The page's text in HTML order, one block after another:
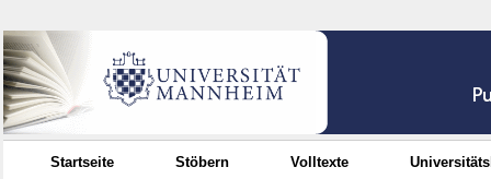
Startseite Stöbern Volltexte